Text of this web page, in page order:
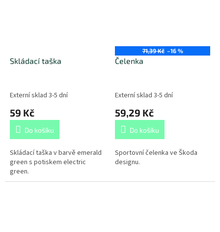
Skládací taška
Externí sklad 3-5 dní
59 Kč
Do košíku
Skládací taška v barvě emerald
green s potiskem electric
green.
71,39 Kč –16 %
Čelenka
Externí sklad 3-5 dní
59,29 Kč
Do košíku
Sportovní čelenka ve Škoda
designu.